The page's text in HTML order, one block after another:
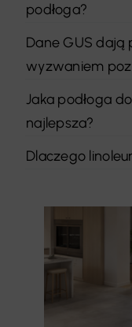
podłoga?
Dane GUS
wyzwaniem
Jaka podłoga
najlepsza?
Dlaczego